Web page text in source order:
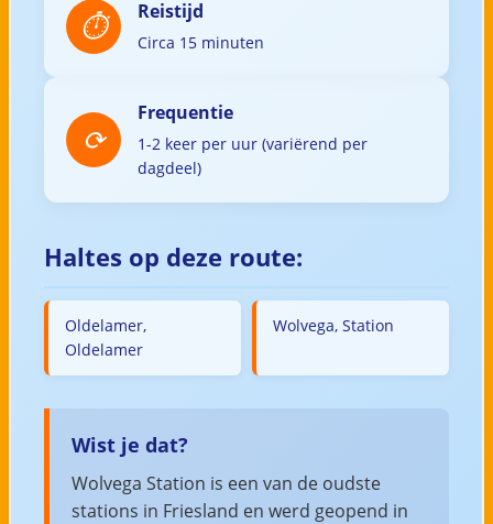
Reistijd
Circa 15 minuten
Frequentie
1-2 keer per uur (variërend per
dagdeel)
Haltes op deze route:
Oldelamer,
Oldelamer
Wolvega, Station
Wist je dat?
Wolvega Station is een van de oudste
stations in Friesland en werd geopend in